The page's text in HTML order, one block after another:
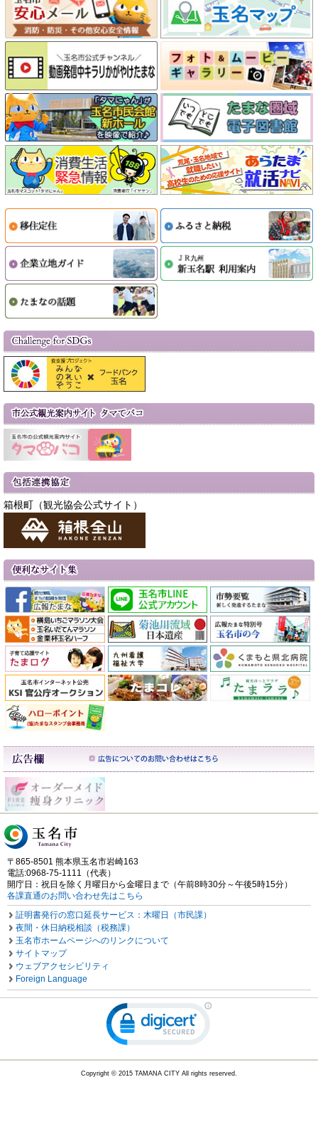
箱根町（観光協会公式サイト）
〒865-8501 熊本県玉名市岩崎163
電話:0968-75-1111（代表）
開庁日：祝日を除く月曜日から金曜日まで（午前8時30分～午後5時15分）
各課直通のお問い合わせ先はこちら
証明書発行の窓口延長サービス：木曜日（市民課）
夜間・休日納税相談（税務課）
玉名市ホームページへのリンクについて
サイトマップ
ウェブアクセシビリティ
Foreign Language
Copyright © 2015 TAMANA CITY All rights reserved.